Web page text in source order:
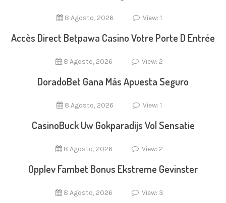
8 Agosto, 2026 View: 1
Accès Direct Betpawa Casino Votre Porte D Entrée
8 Agosto, 2026 View: 2
DoradoBet Gana Más Apuesta Seguro
8 Agosto, 2026 View: 1
CasinoBuck Uw Gokparadijs Vol Sensatie
8 Agosto, 2026 View: 2
Opplev Fambet Bonus Ekstreme Gevinster
8 Agosto, 2026 View: 3